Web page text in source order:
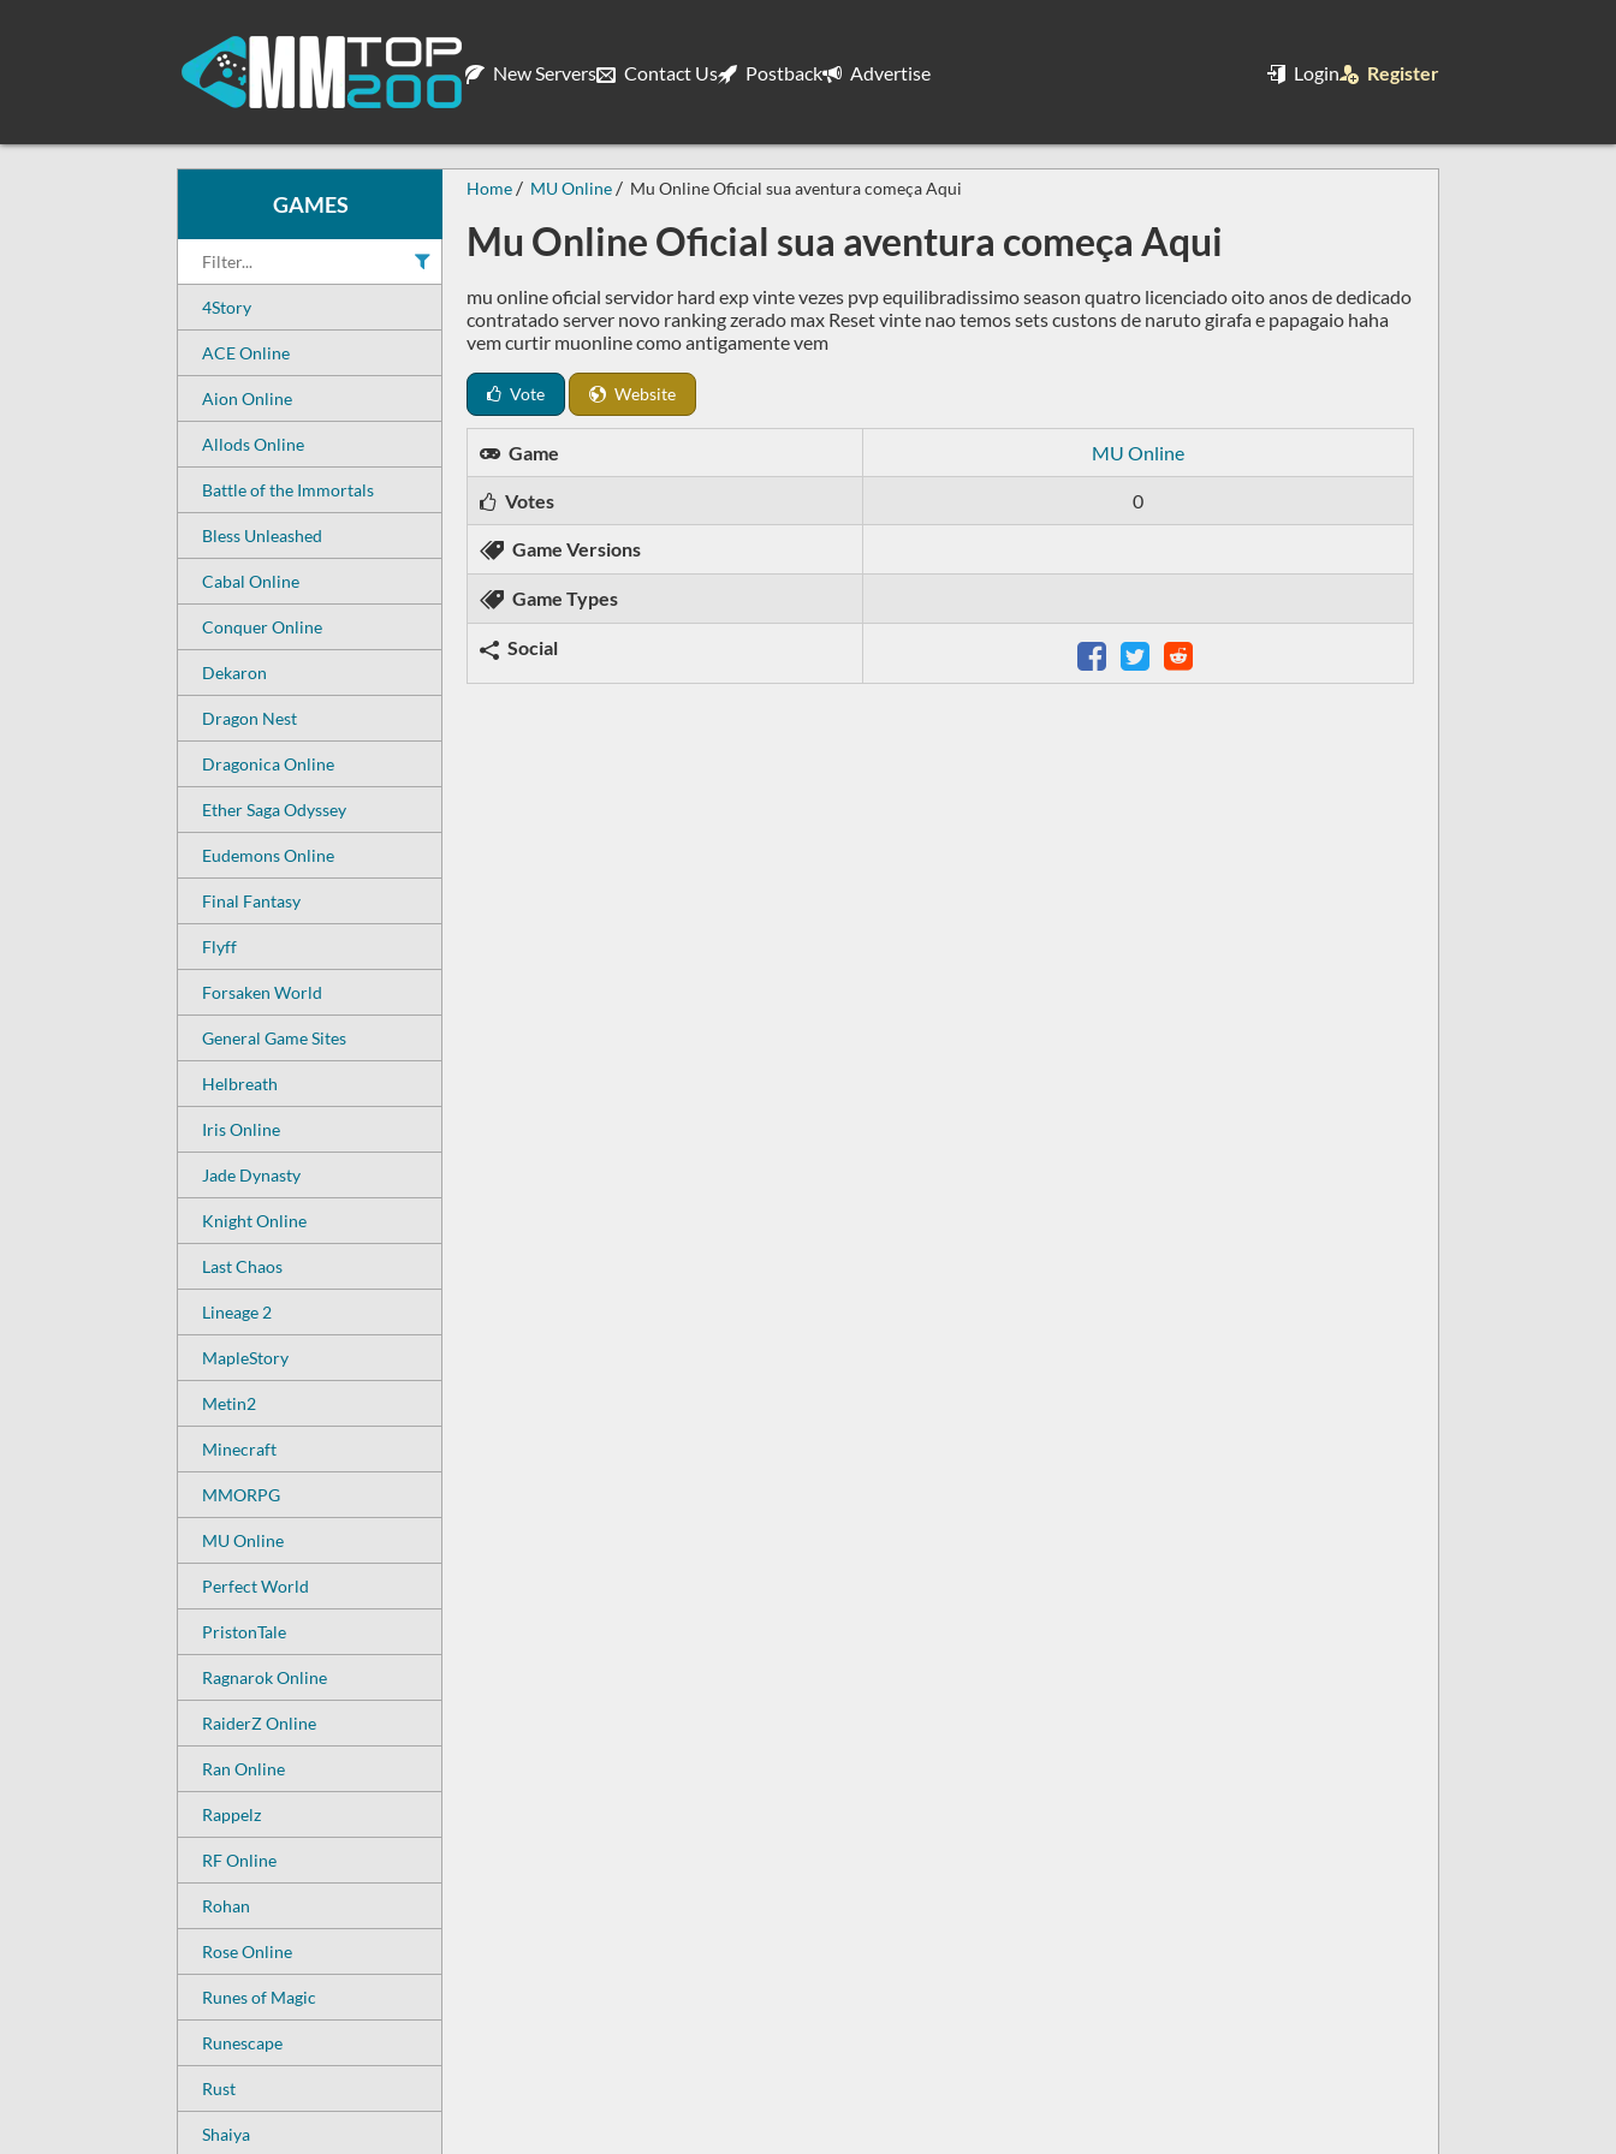
New Servers Contact Us Postback Advertise Login Register
GAMES
4Story
ACE Online
Aion Online
Allods Online
Battle of the Immortals
Bless Unleashed
Cabal Online
Conquer Online
Dekaron
Dragon Nest
Dragonica Online
Ether Saga Odyssey
Eudemons Online
Final Fantasy
Flyff
Forsaken World
General Game Sites
Helbreath
Iris Online
Jade Dynasty
Knight Online
Last Chaos
Lineage 2
MapleStory
Metin2
Minecraft
MMORPG
MU Online
Perfect World
PristonTale
Ragnarok Online
RaiderZ Online
Ran Online
Rappelz
RF Online
Rohan
Rose Online
Runes of Magic
Runescape
Rust
Shaiya
Home MU Online Mu Online Oficial sua aventura começa Aqui
Mu Online Oficial sua aventura começa Aqui
mu online oficial servidor hard exp vinte vezes pvp equilibradissimo season quatro licenciado oito anos de dedicado
contratado server novo ranking zerado max Reset vinte nao temos sets custons de naruto girafa e papagaio haha
vem curtir muonline como antigamente vem
Vote Website
Game MU Online
Votes 0
Game Versions
Game Types
Social